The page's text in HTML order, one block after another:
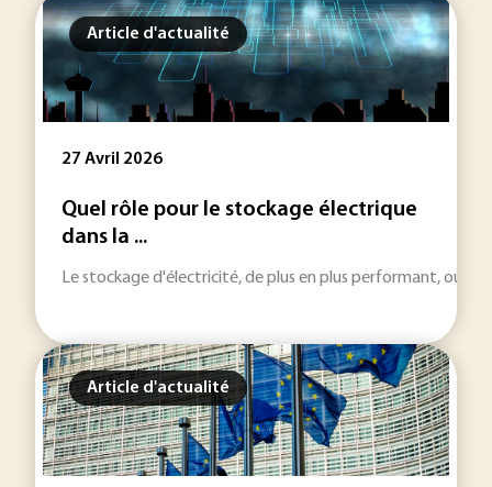
Article d'actualité
27 Avril 2026
Quel rôle pour le stockage électrique
dans la ...
Le stockage d'électricité, de plus en plus performant,
Article d'actualité